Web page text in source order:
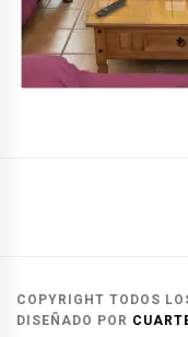
COPYRIGHT TODOS
DISEÑADO POR